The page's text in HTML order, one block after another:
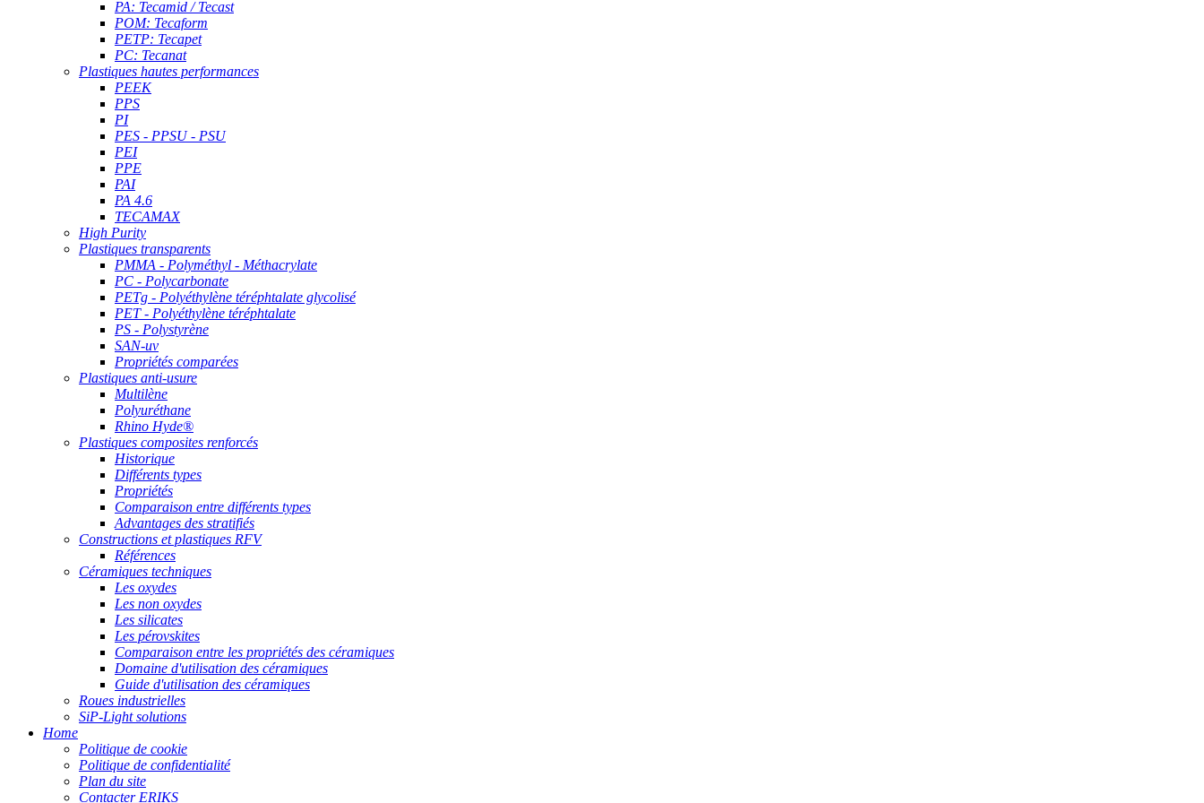
PA: Tecamid / Tecast
POM: Tecaform
PETP: Tecapet
PC: Tecanat
Plastiques hautes performances
PEEK
PPS
PI
PES - PPSU - PSU
PEI
PPE
PAI
PA 4.6
TECAMAX
High Purity
Plastiques transparents
PMMA - Polyméthyl - Méthacrylate
PC - Polycarbonate
PETg - Polyéthylène téréphtalate glycolisé
PET - Polyéthylène téréphtalate
PS - Polystyrène
SAN-uv
Propriétés comparées
Plastiques anti-usure
Multilène
Polyuréthane
Rhino Hyde®
Plastiques composites renforcés
Historique
Différents types
Propriétés
Comparaison entre différents types
Advantages des stratifiés
Constructions et plastiques RFV
Références
Céramiques techniques
Les oxydes
Les non oxydes
Les silicates
Les pérovskites
Comparaison entre les propriétés des céramiques
Domaine d'utilisation des céramiques
Guide d'utilisation des céramiques
Roues industrielles
SiP-Light solutions
Home
Politique de cookie
Politique de confidentialité
Plan du site
Contacter ERIKS